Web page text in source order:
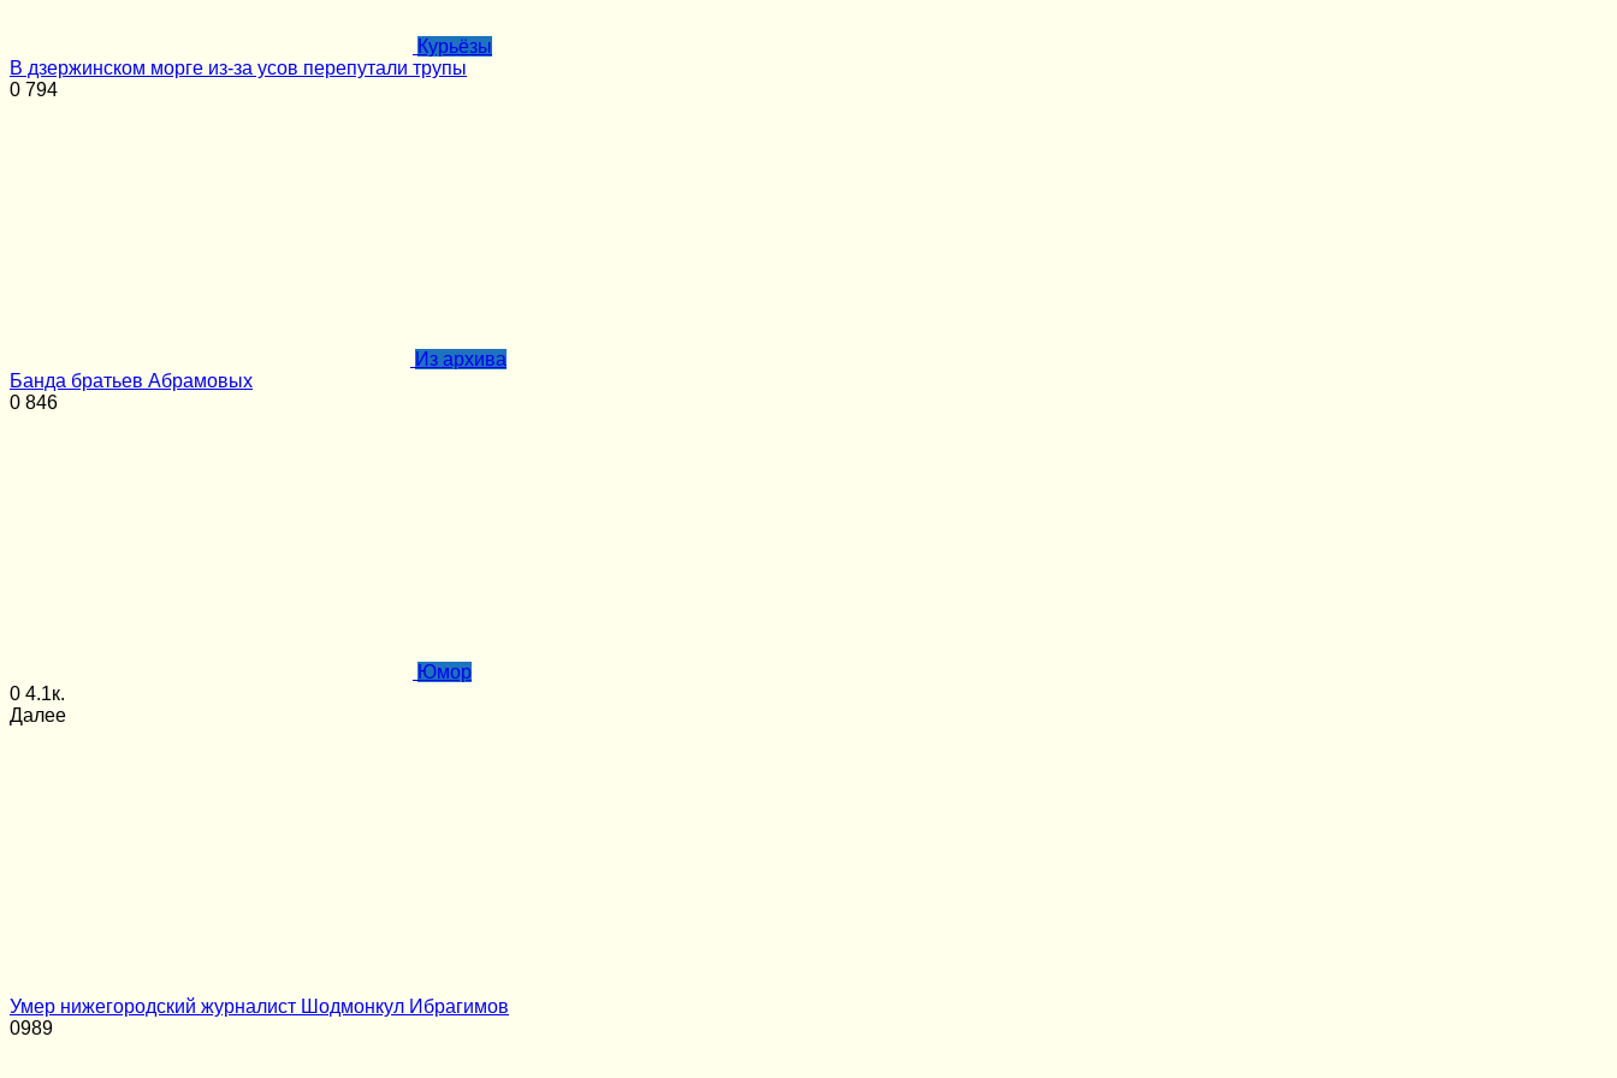
Курьёзы
В дзержинском морге из-за усов перепутали трупы
0 794
Из архива
Банда братьев Абрамовых
0 846
Юмор
0 4.1к.
Далее
Умер нижегородский журналист Шодмонкул Ибрагимов
0989